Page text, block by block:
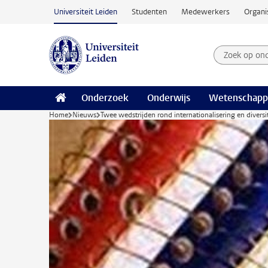
Ga naar hoofdinhoud
Universiteit Leiden Studenten Medewerkers
Zoek op
Zoekterm
Onderzoek Onderwijs
Home Nieuws Twee wedstrijden rond internationalisering en